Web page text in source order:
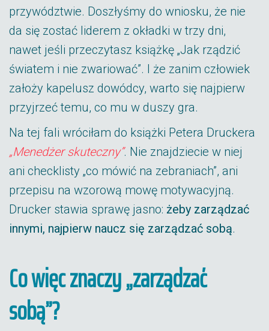
przywództwie. Doszłyśmy do wniosku, że nie
da się zostać liderem z okładki w trzy dni,
nawet jeśli przeczytasz książkę „Jak rządzić
światem i nie zwariować”. I że zanim człowiek
założy kapelusz dowódcy, warto się najpierw
przyjrzeć temu, co mu w duszy gra.
Na tej fali wróciłam do książki Petera Druckera
„Menedżer skuteczny”. Nie znajdziecie w niej
ani checklisty „co mówić na zebraniach”, ani
przepisu na wzorową mowę motywacyjną.
Drucker stawia sprawę jasno: żeby zarządzać
innymi, najpierw naucz się zarządzać sobą.
Co więc znaczy „zarządzać
sobą”?